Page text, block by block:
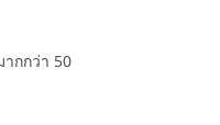
กกว่า 50